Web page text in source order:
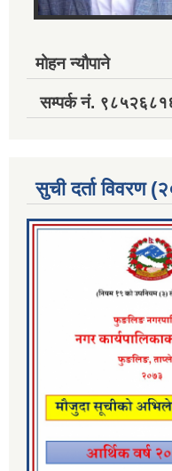
मोहन न्यौपाने
सम्पर्क नं.
सुची दर्ता विवरण